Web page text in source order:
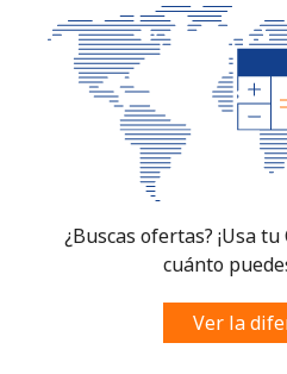
¿Buscas ofertas? ¡Usa
cuánto
Ver la